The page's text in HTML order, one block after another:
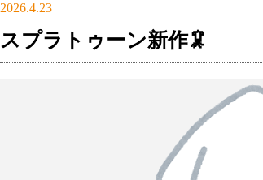
2026.4.23
スプラトゥーン新作🦑